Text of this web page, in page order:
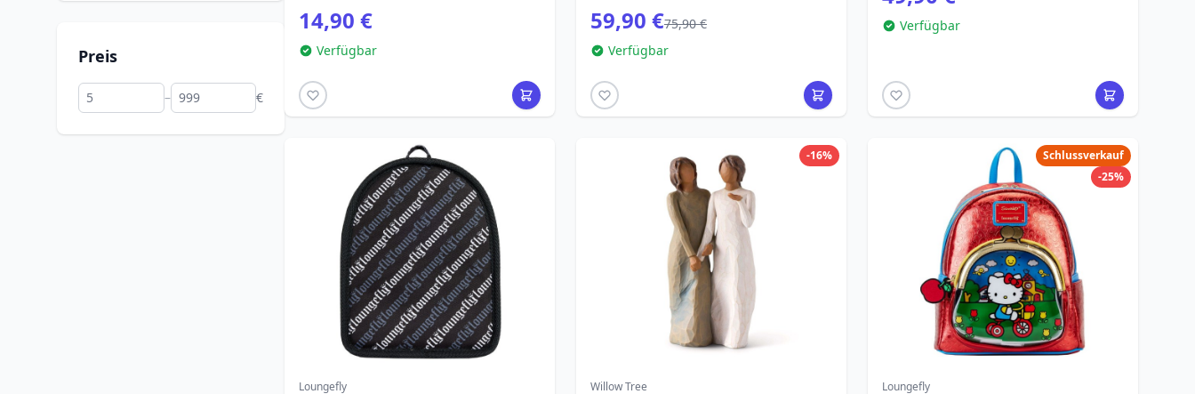
Preis
– €
14,90 €
Verfügbar
59,90 €75,90 €
Verfügbar
Verfügbar
Loungefly
-16%
Willow Tree
Schlussverkauf
-25%
Loungefly